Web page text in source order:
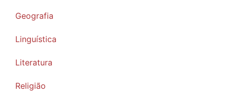
Geografia
Linguística
Literatura
Religião